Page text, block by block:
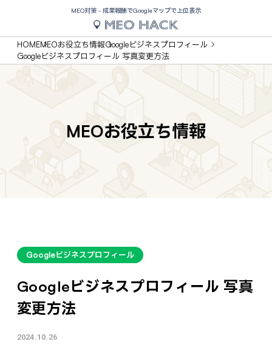
MEO対策 - 成果報酬でGoogleマップで上位表示
HOMEMEOお役立ち情報Googleビジネスプロフィール
Googleビジネスプロフィール 写真変更方法
MEOお役立ち情報
Googleビジネスプロフィール
Googleビジネスプロフィール 写真
変更方法
2024.10.26